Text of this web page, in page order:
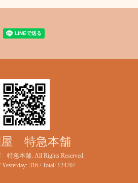
屋 特急本舗
特急本舗. All Rights Reserved.
316/ Total: 124707